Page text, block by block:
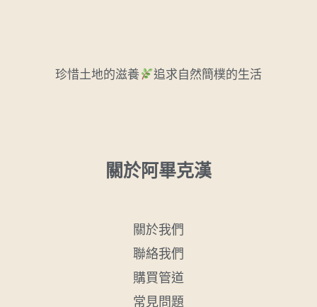
珍惜土地的滋養 追求自然簡樸的生活
關於阿畢克漢
關於我們
聯絡我們
購買管道
常見問題